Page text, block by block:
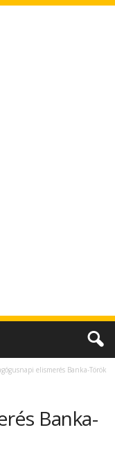
elismerés Banka-Török
Banka-